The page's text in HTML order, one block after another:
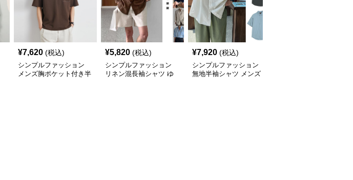
¥7,620 (税込)
シンプルファッション
メンズ胸ポケット付き半
¥5,820 (税込)
シンプルファッション
リネン混長袖シャツ ゆ
¥7,920 (税込)
シンプルファッション
無地半袖シャツ メンズ